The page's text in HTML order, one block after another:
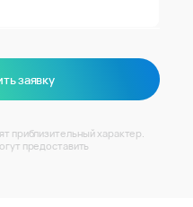
заявку
приблизительный характер.
предоставить